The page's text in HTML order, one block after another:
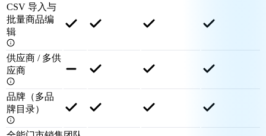
CSV 导入与
批量商品编
辑
供应商 / 多供
应商
品牌（多品
牌目录）